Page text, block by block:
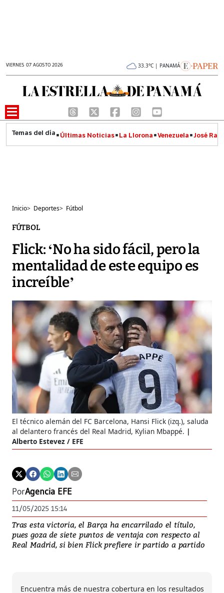
VIERNES 07 AGOSTO 2026 33.3°C | PANAMÁ
Últimas Noticias La Llorona Venezuela José
Inicio> Deportes> Fútbol
FÚTBOL
Flick: ‘No ha sido fácil, pero la
mentalidad de este equipo es
increíble’
El técnico alemán del FC Barcelona, Hansi Flick (izq.), saluda
al delantero francés del Real Madrid, Kylian Mbappé.
Alberto Estevez / EFE
PorAgencia EFE
11/05/2025 15:14
Tras esta victoria, el Barça ha encarrilado el título,
pues goza de siete puntos de ventaja con respecto al
Real Madrid, si bien Flick prefiere ir partido a partido
Encuentra más de nuestra cobertura en los resultados